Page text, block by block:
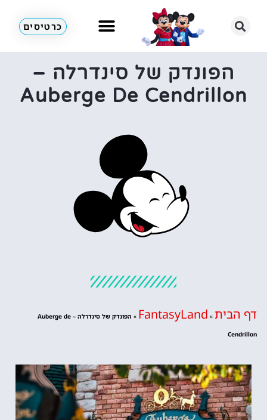
כרטיסים
הפונדק של סינדרלה –
Auberge De Cendrillon
דף הבית »
FantasyLand
» הפונדק של סינדרלה – Auberge de
Cendrillon